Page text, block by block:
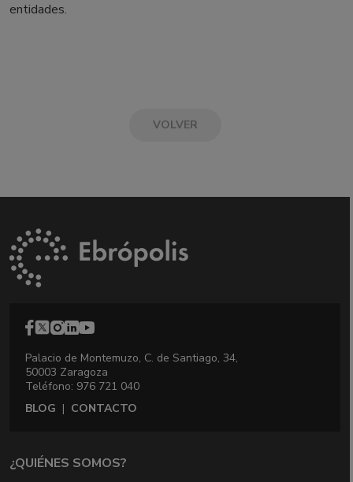
entidades.
VOLVER
Palacio de Montemuzo, C. de Santiago, 34,
50003 Zaragoza
Teléfono: 976 721 040
BLOG | CONTACTO
¿QUIÉNES SOMOS?